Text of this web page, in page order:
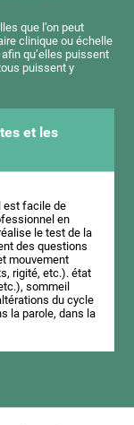
que l’on peut
clinique ou échelle
qu’elles puissent
puissent y
et les
est facile de
en
le test de la
des questions
mouvement
rigité, etc.). état
sommeil
du cycle
la parole, dans la